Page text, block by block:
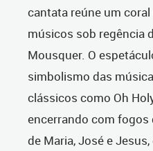
cantata reúne um
músicos sob regência
Mousquer. O
simbolismo das
clássicos como Oh
encerrando com fogos
de Maria, José e